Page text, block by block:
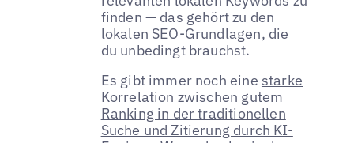
finden — das gehört zu den
lokalen SEO-Grundlagen, die
du unbedingt brauchst.
Es gibt immer noch eine starke
Korrelation zwischen gutem
Ranking in der traditionellen
Suche und Zitierung durch KI-